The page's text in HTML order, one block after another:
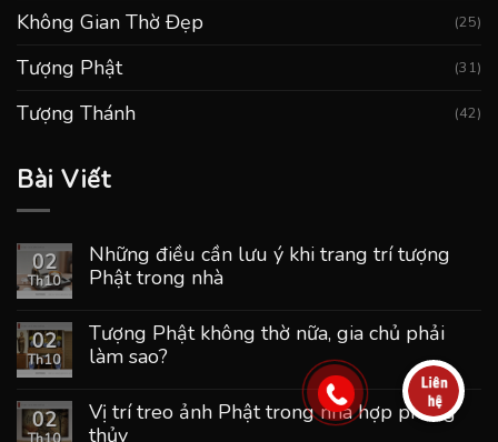
Không Gian Thờ Đẹp (25)
Tượng Phật (31)
Tượng Thánh (42)
Bài Viết
02
Th10
Những điều cần lưu ý khi trang trí tượng
Phật trong nhà
02
Th10
Tượng Phật không thờ nữa, gia chủ phải
làm sao?
02
Vị trí treo ảnh Phật trong nhà hợp phong
thủy